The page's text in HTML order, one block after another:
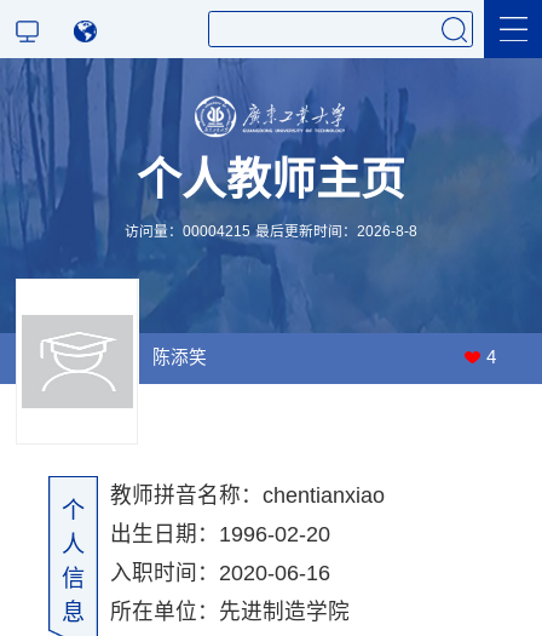
科学研究
教学研究
个人教师主页
访问量： 00004215 最后更新时间： 2026-8-8
陈添笑 4
个
人
信
息
教师拼音名称：chentianxiao
出生日期：1996-02-20
入职时间：2020-06-16
所在单位：先进制造学院